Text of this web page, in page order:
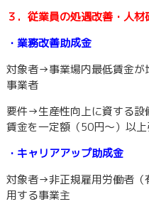
３．従業員の処遇改善・人
・業務改善助成金
対象者→事業場内最低賃金が
事業者
要件→生産性向上に資する設
賃金を一定額（50円〜）以上
・キャリアアップ助成金
対象者→非正規雇用労働者（
用する事業主